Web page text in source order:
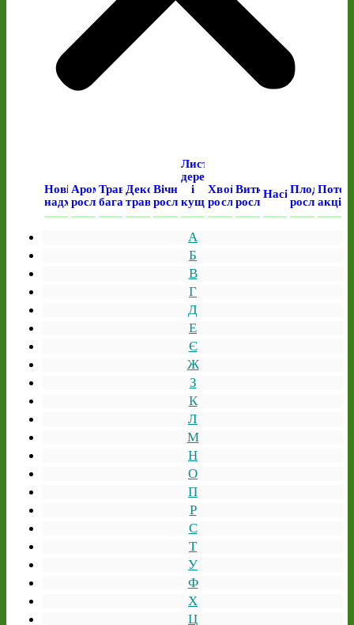
Нові
надходження
Ароматичні
рослини
Трав’янисті
багаторічні
Декоративні
трави
Вічнозелені
рослини
Листяні
дерева
і
кущі
Хвойні
рослини
Виткі
рослини
НасінняПлодові
рослини
акція
А
Б
В
Г
Д
Е
Є
Ж
З
К
Л
М
Н
О
П
Р
С
Т
У
Ф
Х
Ц